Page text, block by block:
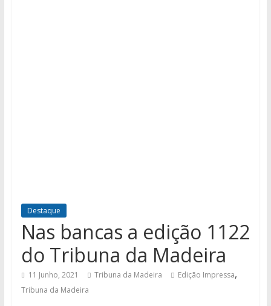
Destaque
Nas bancas a edição 1122
do Tribuna da Madeira
11 Junho, 2021 Tribuna da Madeira Edição Impressa,
Tribuna da Madeira